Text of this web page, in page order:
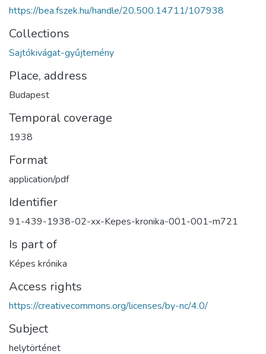
https://bea.fszek.hu/handle/20.500.14711/107938
Collections
Sajtókivágat-gyűjtemény
Place, address
Budapest
Temporal coverage
1938
Format
application/pdf
Identifier
91-439-1938-02-xx-Kepes-kronika-001-001-m721
Is part of
Képes krónika
Access rights
https://creativecommons.org/licenses/by-nc/4.0/
Subject
helytörténet